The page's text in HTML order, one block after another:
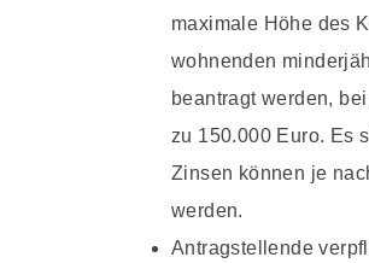
maximale Höhe des
wohnenden
beantragt werden,
zu 150.000 Euro. Es
Zinsen können je
werden.
Antragstellende